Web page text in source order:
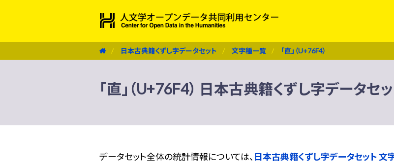
日本古典籍くずし字データセット 文字種一覧 「直」（U+76F4）
「直」（U+76F4） 日本古典籍くずし字データセ
データセット全体の統計情報については、 日本古典籍くずし字データセット 文